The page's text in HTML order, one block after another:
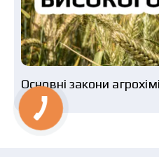
Основні закони